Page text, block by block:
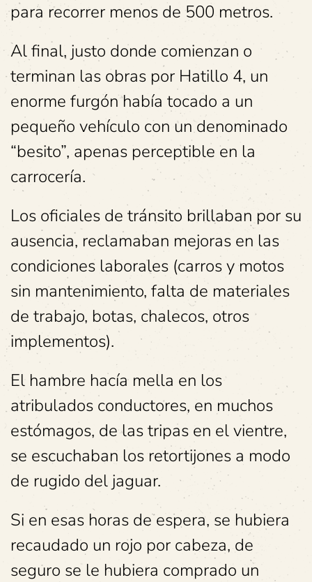
para recorrer menos de 500 metros.
Al final, justo donde comienzan o
terminan las obras por Hatillo 4, un
enorme furgón había tocado a un
pequeño vehículo con un denominado
“besito”, apenas perceptible en la
carrocería.
Los oficiales de tránsito brillaban por su
ausencia, reclamaban mejoras en las
condiciones laborales (carros y motos
sin mantenimiento, falta de materiales
de trabajo, botas, chalecos, otros
implementos).
El hambre hacía mella en los
atribulados conductores, en muchos
estómagos, de las tripas en el vientre,
se escuchaban los retortijones a modo
de rugido del jaguar.
Si en esas horas de espera, se hubiera
recaudado un rojo por cabeza, de
seguro se le hubiera comprado un